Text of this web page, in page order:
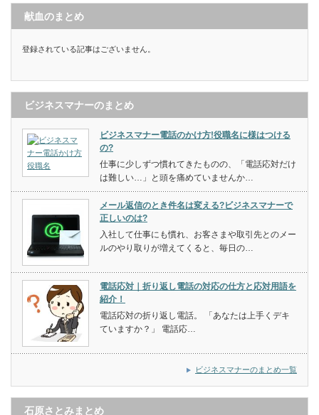
献血のまとめ
登録されている記事はございません。
ビジネスマナーのまとめ
ビジネスマナー電話のかけ方!役職名に様はつける
の?
仕事に少しずつ慣れてきたものの、「電話応対だけ
は難しい…」と頭を痛めていませんか…
メール返信のとき件名は変える?ビジネスマナーで
正しいのは?
入社して仕事にも慣れ、お客さまや取引先とのメー
ルのやり取りが増えてくると、毎日の…
電話応対｜折り返し電話の対応の仕方と応対用語を
紹介！
電話応対の折り返し電話。 「あなたは上手くデキ
ていますか？」 電話応…
ビジネスマナーのまとめ一覧
石原さとみまとめ